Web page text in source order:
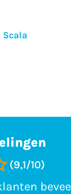
Scala
(9,1/10)